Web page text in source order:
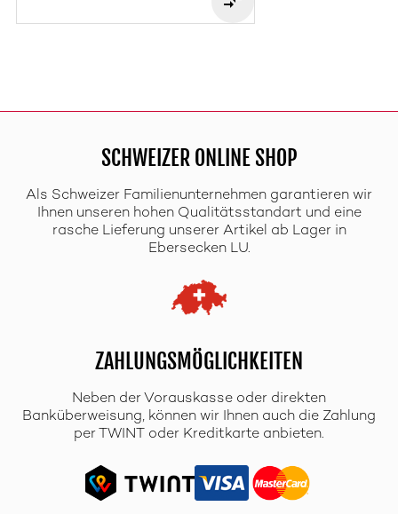
SCHWEIZER ONLINE SHOP
Als Schweizer Familienunternehmen garantieren wir
Ihnen unseren hohen Qualitätsstandart und eine
rasche Lieferung unserer Artikel ab Lager in
Ebersecken LU.
ZAHLUNGSMÖGLICHKEITEN
Neben der Vorauskasse oder direkten
Banküberweisung, können wir Ihnen auch die Zahlung
per TWINT oder Kreditkarte anbieten.